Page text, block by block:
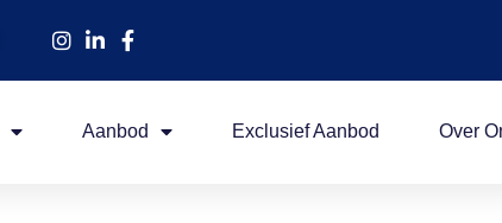
Aanbod Exclusief Aanbod Over